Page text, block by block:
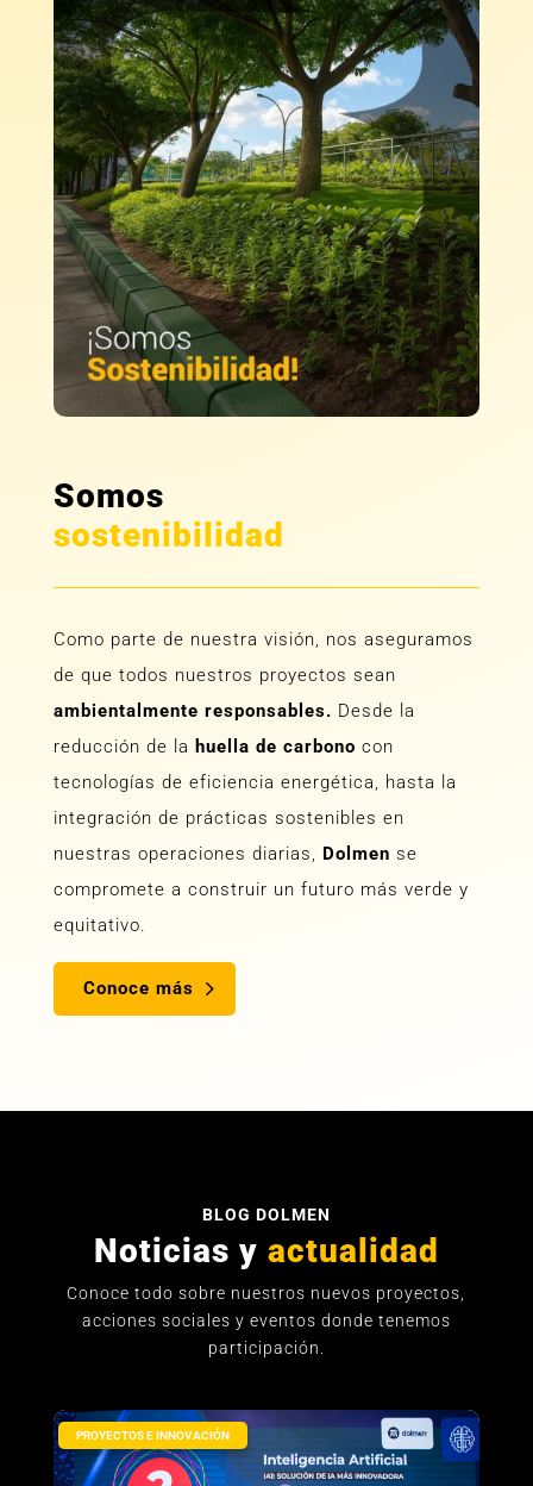
Somos
sostenibilidad
Como parte de nuestra visión, nos aseguramos
de que todos nuestros proyectos sean
ambientalmente responsables. Desde la
reducción de la huella de carbono con
tecnologías de eficiencia energética, hasta la
integración de prácticas sostenibles en
nuestras operaciones diarias, Dolmen se
compromete a construir un futuro más verde y
equitativo.
Conoce más
BLOG DOLMEN
Noticias y actualidad
Conoce todo sobre nuestros nuevos proyectos,
acciones sociales y eventos donde tenemos
participación.
PROYECTOS E INNOVACIÓN